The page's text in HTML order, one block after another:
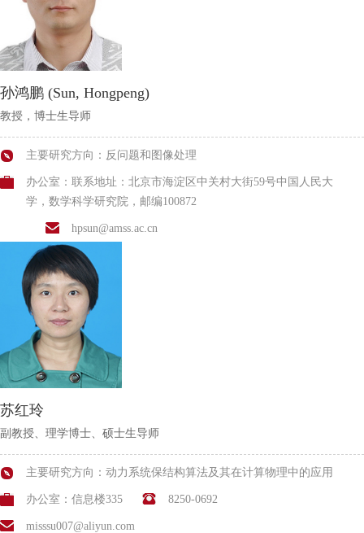
孙鸿鹏 (Sun, Hongpeng)
教授，博士生导师
主要研究方向：反问题和图像处理
办公室：联系地址：北京市海淀区中关村大街59号中国人民大
学，数学科学研究院，邮编100872
hpsun@amss.ac.cn
苏红玲
副教授、理学博士、硕士生导师
主要研究方向：动力系统保结构算法及其在计算物理中的应用
办公室：信息楼335 8250-0692
misssu007@aliyun.com